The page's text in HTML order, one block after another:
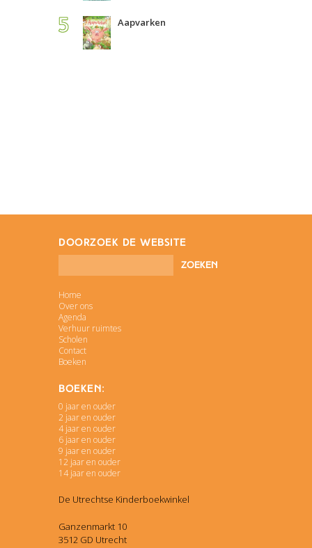
Aapvarken
doorzoek de website
Home
Over ons
Agenda
Verhuur ruimtes
Scholen
Contact
Boeken
Boeken:
0 jaar en ouder
2 jaar en ouder
4 jaar en ouder
6 jaar en ouder
9 jaar en ouder
12 jaar en ouder
14 jaar en ouder
De Utrechtse Kinderboekwinkel
Ganzenmarkt 10
3512 GD Utrecht